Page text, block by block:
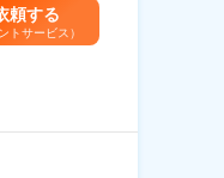
頼する
トサービス）